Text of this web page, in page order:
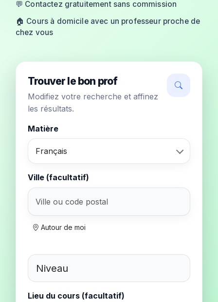
💬 Contactez gratuitement sans commission
🏠 Cours à domicile avec un professeur proche de
chez vous
Trouver le bon prof
Modifiez votre recherche et affinez
les résultats.
Matière
Français
Ville (facultatif)
Autour de moi
Lieu du cours (facultatif)